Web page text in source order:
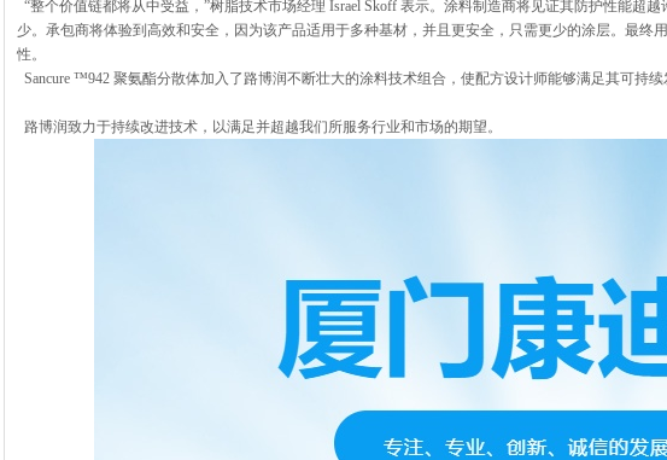
“整个价值链都将从中受益，”树脂技术市场经理 Israel Skoff 表示。涂料制造商将见证其防护性能超
少。承包商将体验到高效和安全，因为该产品适用于多种基材，并且更安全，只需更少的涂层。最终
性。
Sancure ™942 聚氨酯分散体加入了路博润不断壮大的涂料技术组合，使配方设计师能够满足其可持续
路博润致力于持续改进技术，以满足并超越我们所服务行业和市场的期望。